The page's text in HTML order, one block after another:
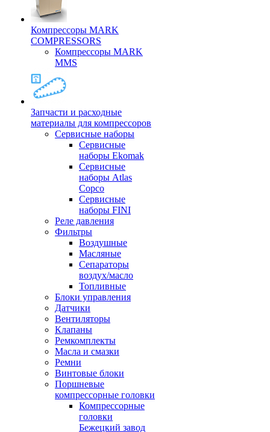
Компрессоры MARK
COMPRESSORS
Компрессоры MARK
MMS
Запчасти и расходные
материалы для компрессоров
Cервисные наборы
Сервисные
наборы Ekomak
Cервисные
наборы Atlas
Copco
Сервисные
наборы FINI
Реле давления
Фильтры
Воздушные
Масляные
Сепараторы
воздух/масло
Топливные
Блоки управления
Датчики
Вентиляторы
Клапаны
Ремкомплекты
Масла и смазки
Ремни
Винтовые блоки
Поршневые
компрессорные головки
Компрессорные
головки
Бежецкий завод